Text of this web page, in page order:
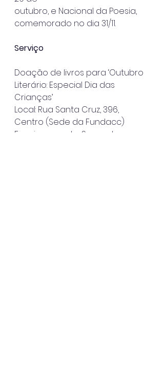
outubro, e Nacional da Poesia,
comemorado no dia 31/11.
Serviço
Doação de livros para ‘Outubro
Literário: Especial Dia das
Crianças’
Local: Rua Santa Cruz, 396,
Centro (Sede da Fundacc)
Funcionamento: Segunda a